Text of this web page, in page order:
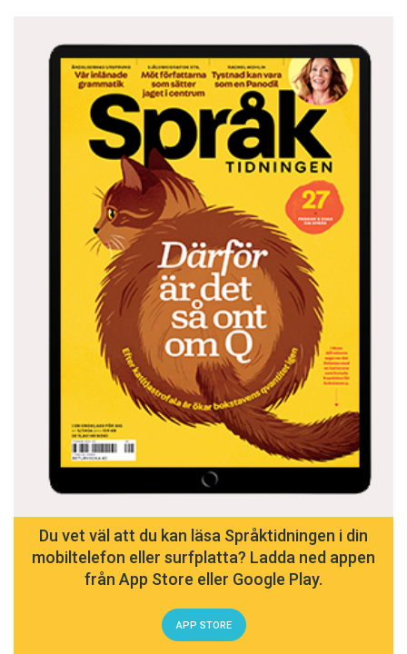
Du vet väl att du kan läsa Språktidningen i din
mobiltelefon eller surfplatta? Ladda ned appen
från App Store eller Google Play.
APP STORE